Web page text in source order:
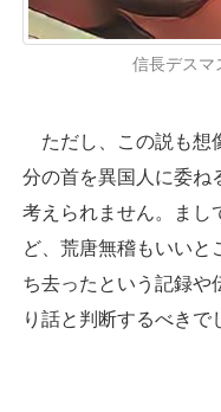
信長デスマ
ただし、この説も想
分の首を異国人に委ね
考えられません。まし
ど、荒唐無稽もいいと
ち去ったという記録や
り話と判断するべきで